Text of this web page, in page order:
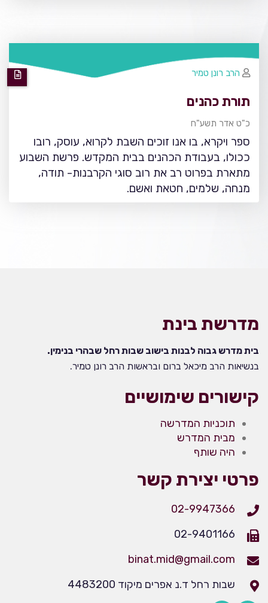
תורת כהנים
כ"ט אדר תשע"ח
ספר ויקרא, בו אנו זוכים השבת לקרוא, עוסק, רובו
ככולו, בעבודת הכהנים בבית המקדש. פרשת השבוע
מתארת בפרוט רב את רוב סוגי הקרבנות- תודה,
מנחה, שלמים, חטאת ואשם.
הרב רונן טמיר
מדרשת בינת
בית מדרש גבוה לבנות בישוב שבות רחל שבהרי בנימין.
בנשיאות הרב מיכאל ברום ובראשות הרב רונן טמיר.
קישורים שימושיים
תוכניות המדרשה
מבית המדרש
היה שותף
פרטי יצירת קשר
02-9947366
02-9401166
binat.mid@gmail.com
שבות רחל ד.נ אפרים מיקוד 4483200